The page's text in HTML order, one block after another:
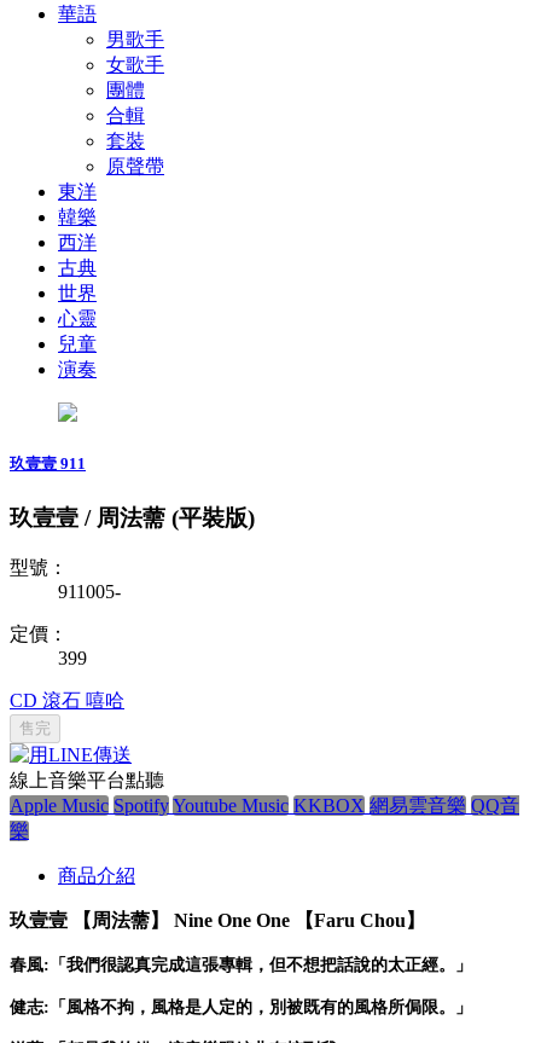
華語
男歌手
女歌手
團體
合輯
套裝
原聲帶
東洋
韓樂
西洋
古典
世界
心靈
兒童
演奏
玖壹壹 911
玖壹壹 / 周法薷 (平裝版)
型號：
911005-
定價：
399
CD 滾石 嘻哈
售完
線上音樂平台點聽
Apple Music SpotifyYoutube Music KKBOX 網易雲音樂 QQ音
樂
商品介紹
玖壹壹 【周法薷】 Nine One One 【Faru Chou】
春風:「我們很認真完成這張專輯，但不想把話說的太正經。」
健志:「風格不拘，風格是人定的，別被既有的風格所侷限。」